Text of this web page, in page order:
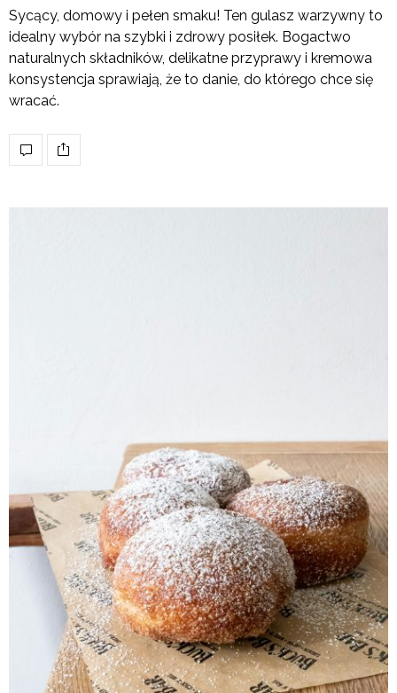
Sycący, domowy i pełen smaku! Ten gulasz warzywny to
idealny wybór na szybki i zdrowy posiłek. Bogactwo
naturalnych składników, delikatne przyprawy i kremowa
konsystencja sprawiają, że to danie, do którego chce się
wracać.